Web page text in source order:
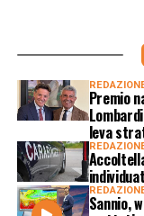
Premio
leva
Sannio,